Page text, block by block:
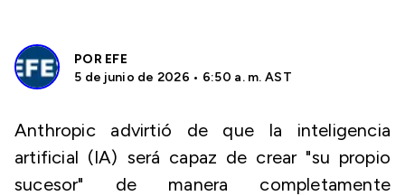
POR EFE
5 de junio de 2026 • 6:50 a. m. AST
Anthropic advirtió de que la inteligencia
artificial (IA) será capaz de crear "su propio
sucesor" de manera completamente